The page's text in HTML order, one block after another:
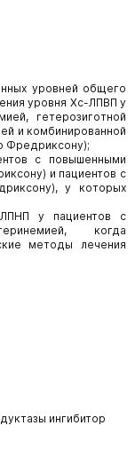
уровней общего
уровня Хс-ЛПВП у
гетерозиготной
и комбинированной
Фредриксону);
с повышенными
и пациентов с
у которых
у пациентов с
когда
методы лечения
ингибитор